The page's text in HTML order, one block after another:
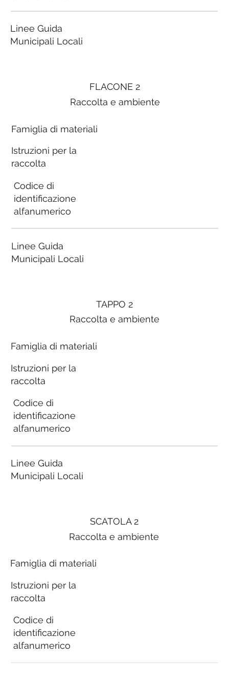
FLACONE 2
Raccolta e ambiente
Famiglia di materiali
Istruzioni per la
raccolta
Codice di
identificazione
alfanumerico
Linee Guida
Municipali Locali
SCATOLA 2
Raccolta e ambiente
Famiglia di materiali
Istruzioni per la
raccolta
Codice di
identificazione
alfanumerico
Linee Guida
Municipali Locali
TAPPO 2
Raccolta e ambiente
Famiglia di materiali
Istruzioni per la
raccolta
Codice di
identificazione
alfanumerico
Linee Guida
Municipali Locali